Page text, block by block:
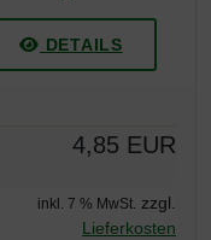
DETAILS
4,85 EUR
inkl. 7 % MwSt. zzgl.
Lieferkosten